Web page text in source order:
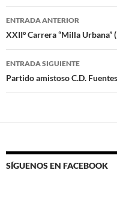
Navegación
de
entradas
ENTRADA ANTERIOR
XXIIº Carrera “Milla
ENTRADA SIGUIENTE
Partido amistoso C.D.
SÍGUENOS EN FACEBOOK